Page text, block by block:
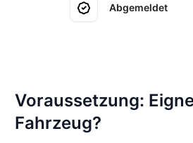
Abgemeldet
Voraussetzung:
Fahrzeug?